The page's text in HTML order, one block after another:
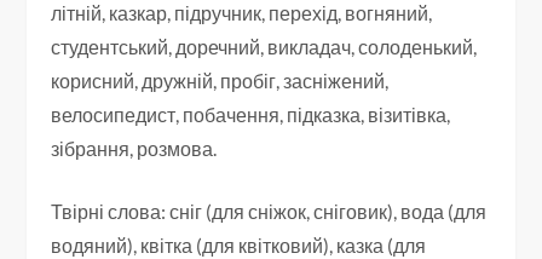
літній, казкар, підручник, перехід, вогняний,
студентський, доречний, викладач, солоденький,
корисний, дружній, пробіг, засніжений,
велосипедист, побачення, підказка, візитівка,
зібрання, розмова.
Твірні слова: сніг (для сніжок, сніговик), вода (для
водяний), квітка (для квітковий), казка (для